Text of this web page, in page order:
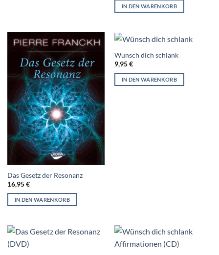
IN DEN WARENKORB
Das Gesetz der Resonanz
16,95€
IN DEN WARENKORB
Wünsch dich schlank
9,95€
IN DEN WARENKORB